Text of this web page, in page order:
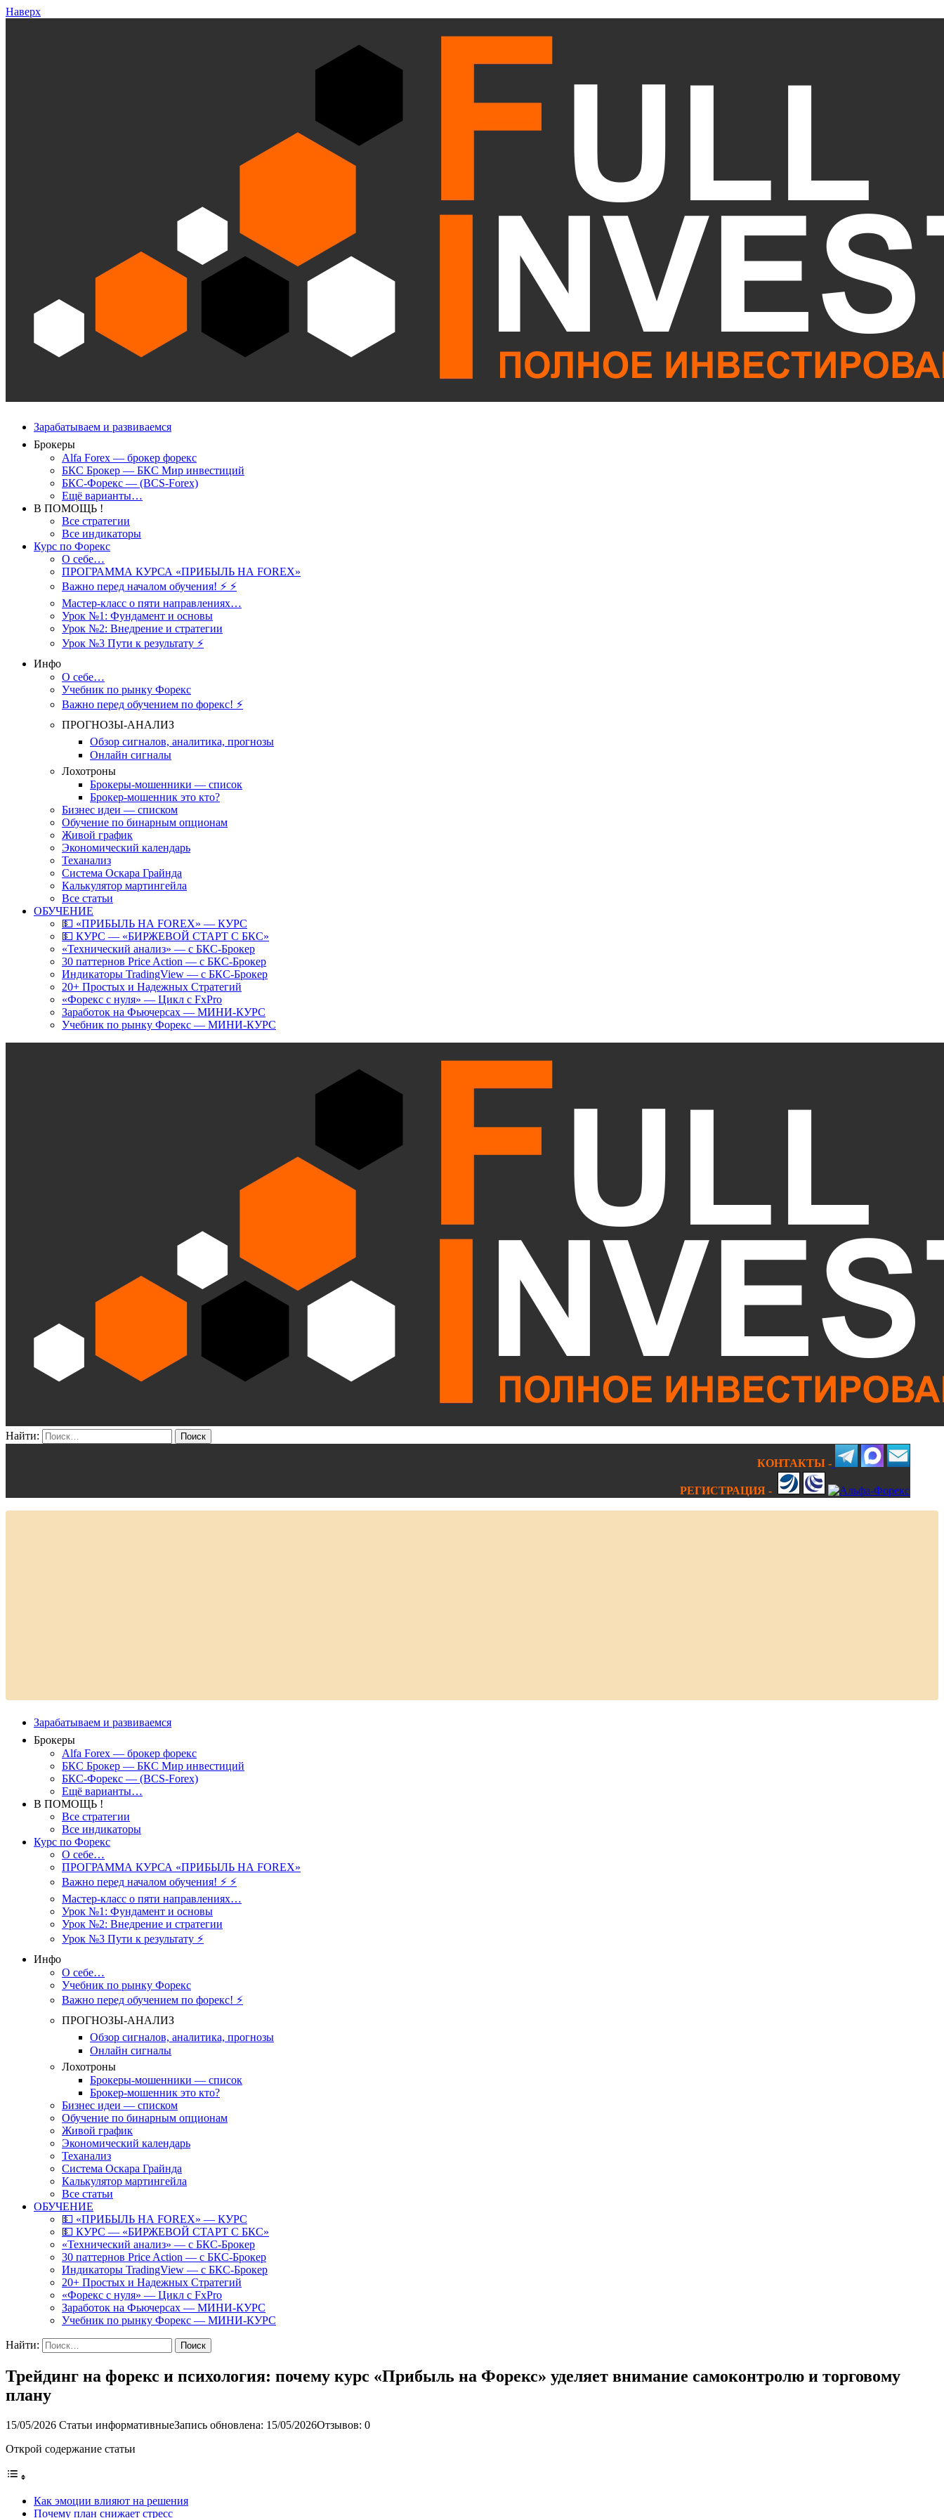
Наверх
Зарабатываем и развиваемся
Брокеры
Alfa Forex — брокер форекс
БКС Брокер — БКС Мир инвестиций
БКС-Форекс — (BCS-Forex)
Ещё варианты…
В ПОМОЩЬ !
Все стратегии
Все индикаторы
Курс по Форекс
О себе…
ПРОГРАММА КУРСА «ПРИБЫЛЬ НА FOREX»
Важно перед началом обучения! ⚡ ⚡
Мастер-класс о пяти направлениях…
Урок №1: Фундамент и основы
Урок №2: Внедрение и стратегии
Урок №3 Пути к результату ⚡️
Инфо
О себе…
Учебник по рынку Форекс
Важно перед обучением по форекс! ⚡
ПРОГНОЗЫ-АНАЛИЗ
Обзор сигналов, аналитика, прогнозы
Онлайн сигналы
Лохотроны
Брокеры-мошенники — список
Брокер-мошенник это кто?
Бизнес идеи — списком
Обучение по бинарным опционам
Живой график
Экономический календарь
Теханализ
Система Оскара Грайнда
Калькулятор мартингейла
Все статьи
ОБУЧЕНИЕ
💵 «ПРИБЫЛЬ НА FOREX» — КУРС
💵 КУРС — «БИРЖЕВОЙ СТАРТ С БКС»
«Технический анализ» — с БКС-Брокер
30 паттернов Price Action — с БКС-Брокер
Индикаторы TradingView — с БКС-Брокер
20+ Простых и Надежных Стратегий
«Форекс с нуля» — Цикл с FxPro
Заработок на Фьючерсах — МИНИ-КУРС
Учебник по рынку Форекс — МИНИ-КУРС
Найти:
КОНТАКТЫ -
РЕГИСТРАЦИЯ -
Зарабатываем и развиваемся
Брокеры
Alfa Forex — брокер форекс
БКС Брокер — БКС Мир инвестиций
БКС-Форекс — (BCS-Forex)
Ещё варианты…
В ПОМОЩЬ !
Все стратегии
Все индикаторы
Курс по Форекс
О себе…
ПРОГРАММА КУРСА «ПРИБЫЛЬ НА FOREX»
Важно перед началом обучения! ⚡ ⚡
Мастер-класс о пяти направлениях…
Урок №1: Фундамент и основы
Урок №2: Внедрение и стратегии
Урок №3 Пути к результату ⚡️
Инфо
О себе…
Учебник по рынку Форекс
Важно перед обучением по форекс! ⚡
ПРОГНОЗЫ-АНАЛИЗ
Обзор сигналов, аналитика, прогнозы
Онлайн сигналы
Лохотроны
Брокеры-мошенники — список
Брокер-мошенник это кто?
Бизнес идеи — списком
Обучение по бинарным опционам
Живой график
Экономический календарь
Теханализ
Система Оскара Грайнда
Калькулятор мартингейла
Все статьи
ОБУЧЕНИЕ
💵 «ПРИБЫЛЬ НА FOREX» — КУРС
💵 КУРС — «БИРЖЕВОЙ СТАРТ С БКС»
«Технический анализ» — с БКС-Брокер
30 паттернов Price Action — с БКС-Брокер
Индикаторы TradingView — с БКС-Брокер
20+ Простых и Надежных Стратегий
«Форекс с нуля» — Цикл с FxPro
Заработок на Фьючерсах — МИНИ-КУРС
Учебник по рынку Форекс — МИНИ-КУРС
Найти:
Трейдинг на форекс и психология: почему курс «Прибыль на Форекс» уделяет внимание самоконтролю и торговому
плану
15/05/2026 Статьи информативныеЗапись обновлена: 15/05/2026Отзывов: 0
Открой содержание статьи
Как эмоции влияют на решения
Почему план снижает стресс